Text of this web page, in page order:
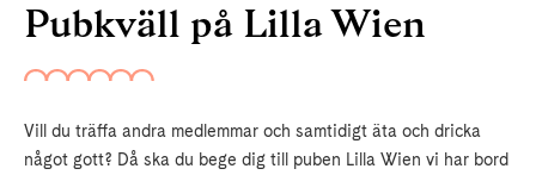
Pubkväll på Lilla Wien
Vill du träffa andra medlemmar och samtidigt äta och dricka
något gott? Då ska du bege dig till puben Lilla Wien vi har bord